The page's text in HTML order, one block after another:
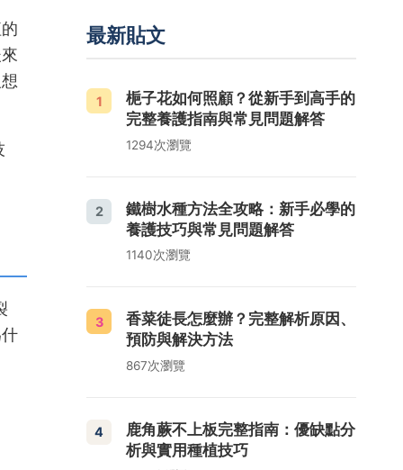
最新貼文
1
梔子花如何照顧？從新手到高手的
完整養護指南與常見問題解答
1294次瀏覽
2
鐵樹水種方法全攻略：新手必學的
養護技巧與常見問題解答
1140次瀏覽
3
香菜徒長怎麼辦？完整解析原因、
預防與解決方法
867次瀏覽
4
鹿角蕨不上板完整指南：優缺點分
析與實用種植技巧